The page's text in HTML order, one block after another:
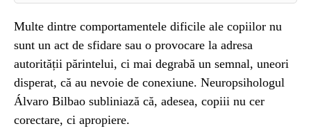
Multe dintre comportamentele dificile ale copiilor nu
sunt un act de sfidare sau o provocare la adresa
autorității părintelui, ci mai degrabă un semnal, uneori
disperat, că au nevoie de conexiune. Neuropsihologul
Álvaro Bilbao subliniază că, adesea, copiii nu cer
corectare, ci apropiere.